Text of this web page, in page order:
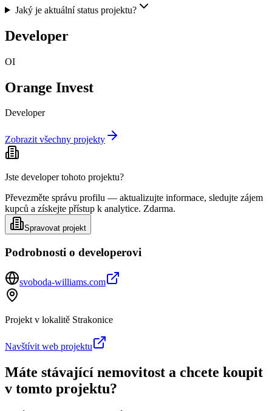
Jaký je aktuální status projektu?
Developer
OI
Orange Invest
Developer
Zobrazit všechny projekty
Jste developer tohoto projektu?
Převezměte správu profilu — aktualizujte informace, sledujte zájem
kupců a získejte přístup k analytice. Zdarma.
Spravovat projekt
Podrobnosti o developerovi
svoboda-williams.com
Projekt v lokalitě Strakonice
Navštívit web projektu
Máte stávající nemovitost a chcete koupit
v tomto projektu?